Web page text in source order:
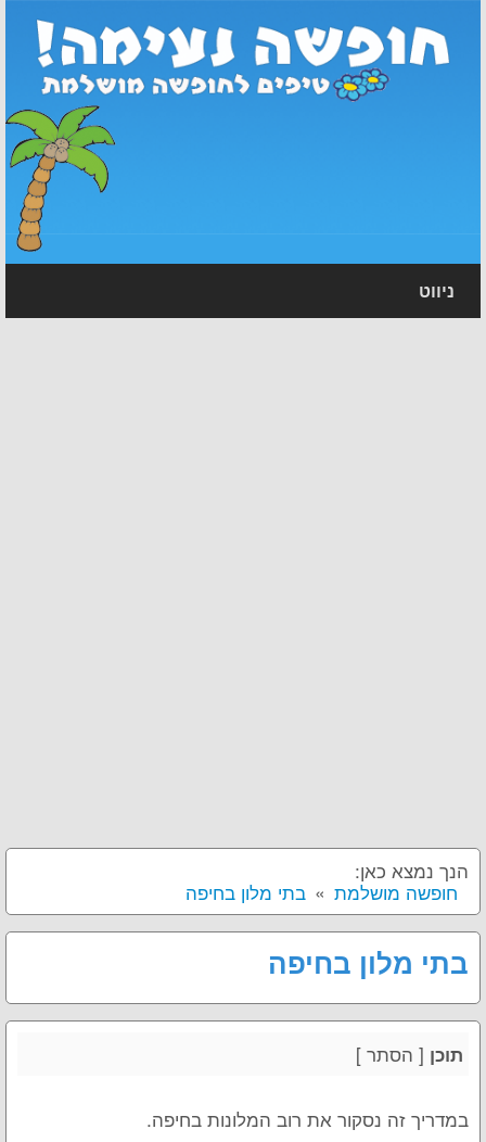
ניווט
הנך נמצא כאן:
חופשה מושלמת
בתי מלון בחיפה
בתי מלון בחיפה
תוכן [ הסתר ]
במדריך זה נסקור את רוב המלונות בחיפה.